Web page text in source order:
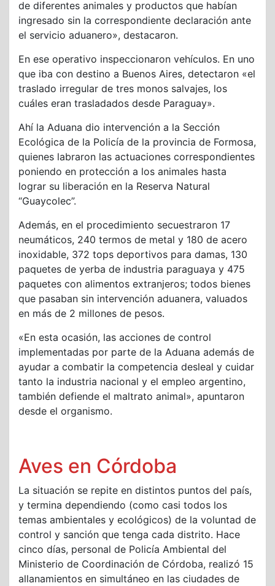
de diferentes animales y productos que habían
ingresado sin la correspondiente declaración ante
el servicio aduanero», destacaron.
En ese operativo inspeccionaron vehículos. En uno
que iba con destino a Buenos Aires, detectaron «el
traslado irregular de tres monos salvajes, los
cuáles eran trasladados desde Paraguay».
Ahí la Aduana dio intervención a la Sección
Ecológica de la Policía de la provincia de Formosa,
quienes labraron las actuaciones correspondientes
poniendo en protección a los animales hasta
lograr su liberación en la Reserva Natural
“Guaycolec”.
Además, en el procedimiento secuestraron 17
neumáticos, 240 termos de metal y 180 de acero
inoxidable, 372 tops deportivos para damas, 130
paquetes de yerba de industria paraguaya y 475
paquetes con alimentos extranjeros; todos bienes
que pasaban sin intervención aduanera, valuados
en más de 2 millones de pesos.
«En esta ocasión, las acciones de control
implementadas por parte de la Aduana además de
ayudar a combatir la competencia desleal y cuidar
tanto la industria nacional y el empleo argentino,
también defiende el maltrato animal», apuntaron
desde el organismo.
Aves en Córdoba
La situación se repite en distintos puntos del país,
y termina dependiendo (como casi todos los
temas ambientales y ecológicos) de la voluntad de
control y sanción que tenga cada distrito. Hace
cinco días, personal de Policía Ambiental del
Ministerio de Coordinación de Córdoba, realizó 15
allanamientos en simultáneo en las ciudades de